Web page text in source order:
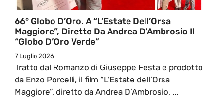
66° Globo D’Oro. A “L’Estate Dell’Orsa
Maggiore”, Diretto Da Andrea D’Ambrosio Il
“Globo D’Oro Verde”
7 Luglio 2026
Tratto dal Romanzo di Giuseppe Festa e prodotto
da Enzo Porcelli, il film “L’Estate dell’Orsa
Maggiore”, diretto da Andrea D’Ambrosio, ...